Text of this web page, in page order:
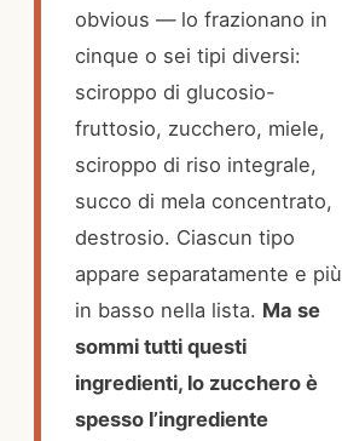
obvious — lo frazionano in
cinque o sei tipi diversi:
sciroppo di glucosio-
fruttosio, zucchero, miele,
sciroppo di riso integrale,
succo di mela concentrato,
destrosio. Ciascun tipo
appare separatamente e più
in basso nella lista. Ma se
sommi tutti questi
ingredienti, lo zucchero è
spesso l’ingrediente